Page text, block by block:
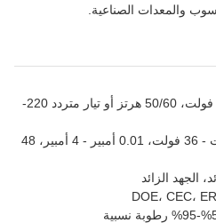
والمعدات الصناعية.
تيار متردد 100-240 فولت، 50/60 هرتز أو تيار متردد 220-
تيار مستمر 5 فولت - 36 فولت، 0.01 أمبير - 4 أمبير، 48
الجهد الزائد